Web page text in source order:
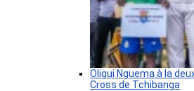
Oligui Nguema à la
Cross de Tchibanga